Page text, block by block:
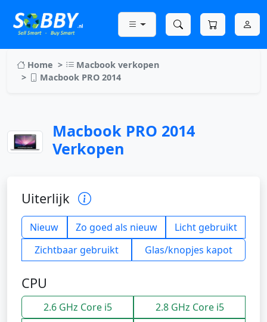
Home
Macbook verkopen
Macbook PRO 2014
Macbook PRO 2014
Verkopen
Uiterlijk
Nieuw Zo goed als nieuw
Licht gebruikt
Zichtbaar gebruikt
Glas/knopjes kapot
CPU
2.6 GHz Core i5
2.8 GHz Core i5